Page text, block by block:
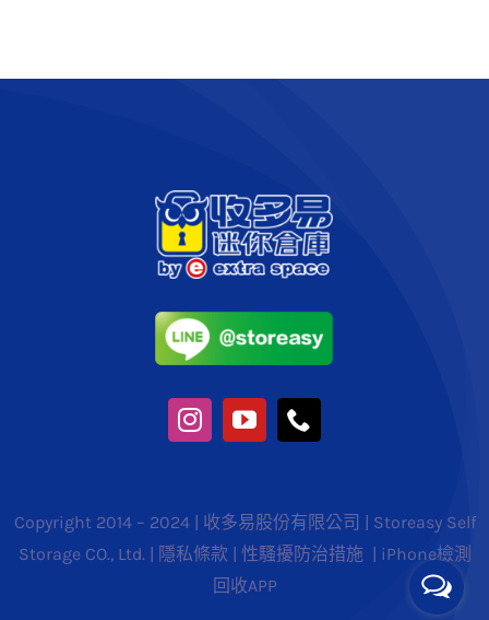
Copyright 2014 – 2024 | 收多易股份有限公司 | Storeasy Self
Storage CO., Ltd. | 隱私條款 | 性騷擾防治措施 | iPhone檢測
回收APP